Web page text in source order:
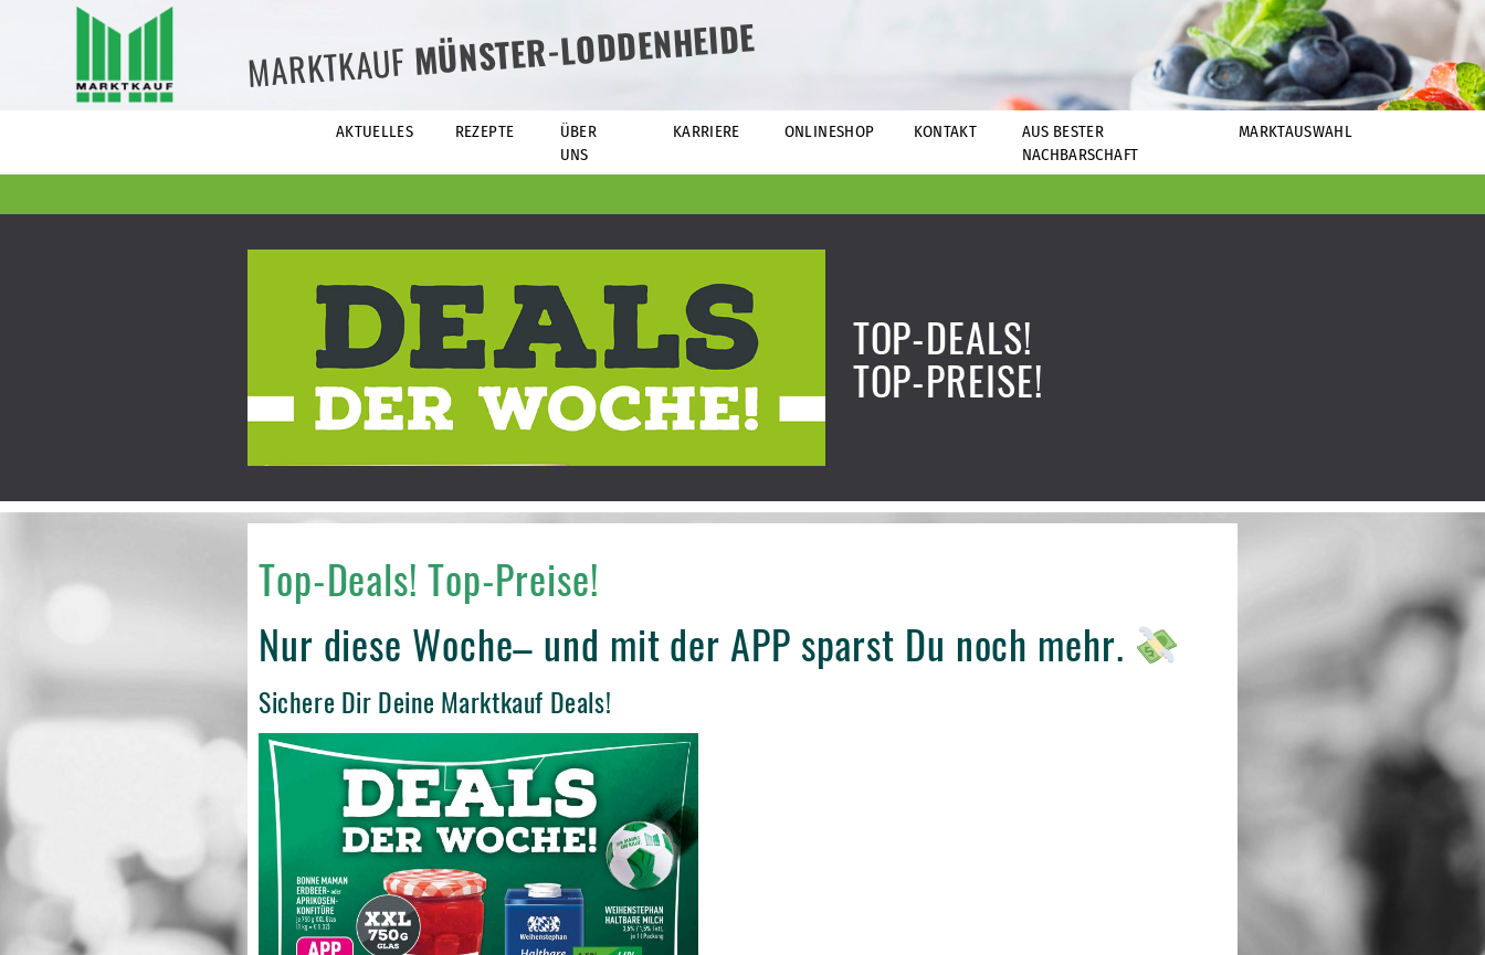
MARKTKAUFMÜNSTER-LODDENHEIDE
AKTUELLES REZEPTE
ÜBER
UNS
KARRIERE ONLINESHOP KONTAKT
AUS BESTER
NACHBARSCHAFT
MARKTAUSWAHL
TOP-DEALS!
TOP-PREISE!
Top-Deals! Top-Preise!
Nur diese Woche– und mit der APP sparst Du noch mehr.
Sichere Dir Deine Marktkauf Deals!